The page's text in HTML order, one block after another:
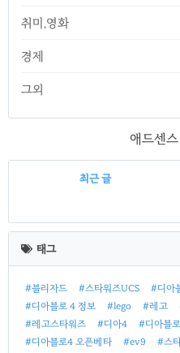
취미,영화
경제
그외
애드센
최근 글
최
근
글
태그
#블리자드 #스타워즈UCS #디아
#디아블로 4 정보
#lego #레고
#레고스타워즈
#디아4 #디아블
#디아블로4 오픈베타
#ev9 #스